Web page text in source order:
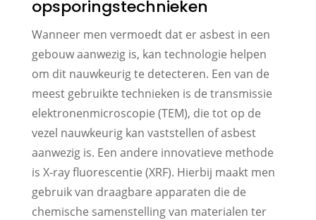
opsporingstechnieken
Wanneer men vermoedt dat er asbest in een
gebouw aanwezig is, kan technologie helpen
om dit nauwkeurig te detecteren. Een van de
meest gebruikte technieken is de transmissie
elektronenmicroscopie (TEM), die tot op de
vezel nauwkeurig kan vaststellen of asbest
aanwezig is. Een andere innovatieve methode
is X-ray fluorescentie (XRF). Hierbij maakt men
gebruik van draagbare apparaten die de
chemische samenstelling van materialen ter